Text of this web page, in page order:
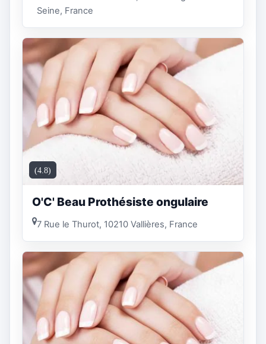
Seine, France
(4.8)
O'C' Beau Prothésiste ongulaire
7 Rue le Thurot, 10210 Vallières, France